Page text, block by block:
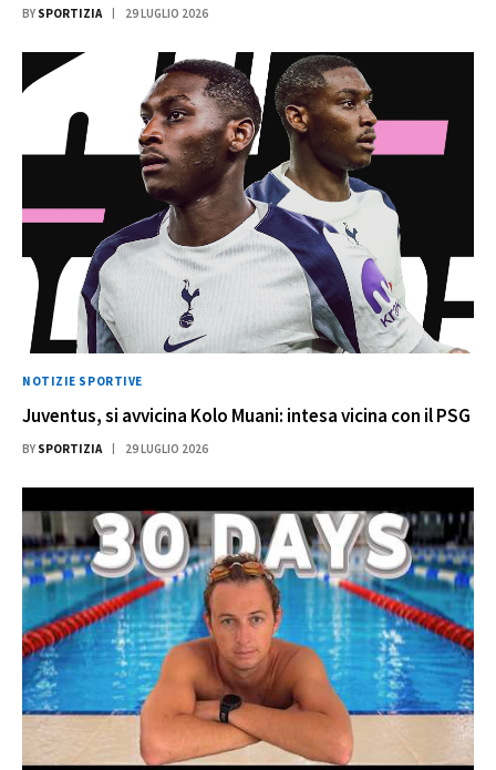
BY SPORTIZIA 29 LUGLIO 2026
NOTIZIE SPORTIVE
Juventus, si avvicina Kolo Muani: intesa vicina con il PSG
BY SPORTIZIA 29 LUGLIO 2026